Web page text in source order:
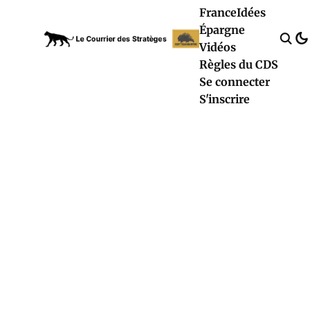
FranceIdées
Épargne
Vidéos
Règles du CDS
Se connecter
S'inscrire